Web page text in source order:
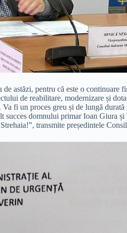
de astăzi, pentru că este o
de reabilitare, modernizare și
fi un proces greu și de lungă
succes domnului primar Ioan Giura
transmite președintele